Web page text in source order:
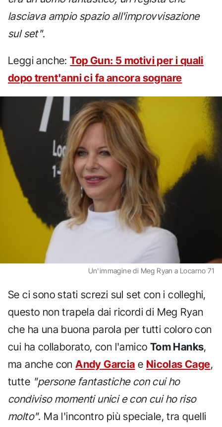
lasciava ampio spazio all'improvvisazione
sul set".
Leggi anche:Top Gun: 5 motivi per i quali
dopo trent'anni ci fa ancora sognare
Un'immagine di Meg Ryan a Locarno 71
Se ci sono stati screzi sul set con i colleghi,
questo non trapela dai ricordi di Meg Ryan
che ha una buona parola per tutti coloro con
cui ha collaborato, con l'amico Tom Hanks,
ma anche conAndy Garcia e Nicolas Cage,
tutte "persone fantastiche con cui ho
condiviso momenti unici e con cui ho riso
molto". Ma l'incontro più speciale, tra quelli